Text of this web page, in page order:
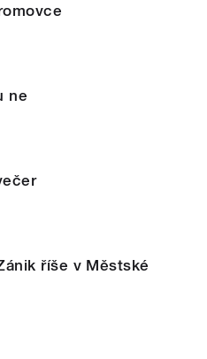
ne
říše v Městské